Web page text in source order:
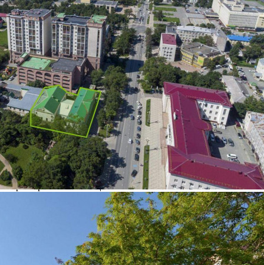
Сахалинская обл
Получить контакты Посмотреть на карте
Аукцион по продаже имущественного комплекса,
находящегося по адресу: (Сахалинская обл. , Южно-
Сахалинск, пр-кт Коммунистический, д. 31) Общая площадь:
0.14 га / 1440.9 м Начальная цена: 108 601 667,00 Дата
окончания приема заявок: 15.12.2025 15: 00: 00 Дата
проведения торгов: 19.12.2025 10: 00: 00...
189 (+1)
Навигация
Характеристики
О помещении
Где находится
Контакты
Другие объявления
Характеристики помещения
Южно-Сахалинск